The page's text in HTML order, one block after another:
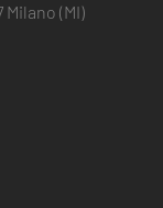
Milano (MI)